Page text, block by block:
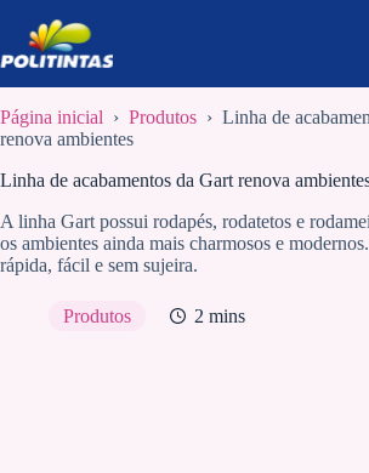
para
o
conteúdo
Página inicial › Produtos › Linha de
renova ambientes
Linha de acabamentos da Gart renova
A linha Gart possui rodapés, rodatetos e
os ambientes ainda mais charmosos e
rápida, fácil e sem sujeira.
Produtos 2 mins